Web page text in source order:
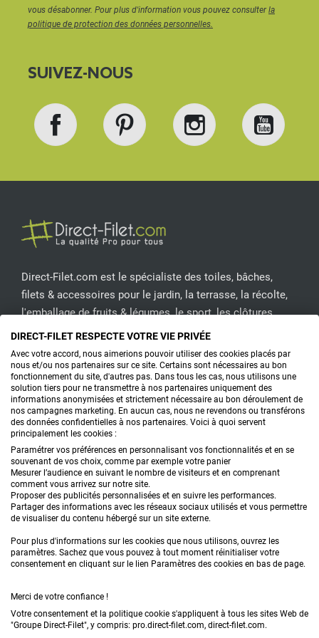
Grâce à notresolution d’ombrage sur mesure
vous désabonner. Pour plus d'information vous pouvez consulterla
politique de protection des données personnelles.
SUIVEZ-NOUS
Direct-Filet.com est le spécialiste des toiles, bâches,
filets & accessoires pour le jardin, la terrasse, la récolte,
l'emballage de fruits & légumes, le sport, les clôtures...
CONTACTEZ-NOUS
PRODUITS
CONSEILS
FAQ
DEMANDE DE DEVIS
Confidentialité & données personnelles
DIRECT-FILET RESPECTE VOTRE VIE PRIVÉE
Avec votre accord, nous aimerions pouvoir utiliser des cookies placés par
nous et/ou nos partenaires sur ce site. Certains sont nécessaires au bon
fonctionnement du site, d'autres pas. Dans tous les cas, nous utilisons une
solution tiers pour ne transmettre à nos partenaires uniquement des
informations anonymisées et strictement nécessaire au bon déroulement de
nos campagnes marketing. En aucun cas, nous ne revendons ou transférons
des données confidentielles à nos partenaires. Voici à quoi servent
principalement les cookies :
Paramétrer vos préférences en personnalisant vos fonctionnalités et en se
souvenant de vos choix, comme par exemple votre panier
Mesurer l’audience en suivant le nombre de visiteurs et en comprenant
comment vous arrivez sur notre site.
Proposer des publicités personnalisées et en suivre les performances.
Partager des informations avec les réseaux sociaux utilisés et vous permettre
de visualiser du contenu hébergé sur un site externe.
Pour plus d'informations sur les cookies que nous utilisons, ouvrez les
paramètres. Sachez que vous pouvez à tout moment réinitialiser votre
consentement en cliquant sur le lien Paramètres des cookies en bas de page.
Merci de votre confiance !
Votre consentement et la politique cookie s'appliquent à tous les sites Web de
"Groupe Direct-Filet", y compris: pro.direct-filet.com, direct-filet.com.